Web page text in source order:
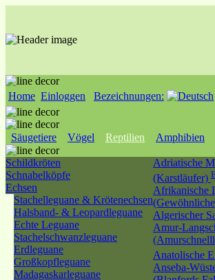
Home Einloggen Bezeichnungen:
Säugetiere Vögel Reptilien Amphibien
Schildkröten
Schnabelköpfe
Echsen
Stachelleguane & Krötenechsen
Halsband- & Leopardleguane
Echte Leguane
Stachelschwanzleguane
Erdleguane
Großkopfleguane
Madagaskarleguane
Adriatische
(Karstläufer)
Afrikanische
Algerischer
Amur-
Anatolische
Anseba-